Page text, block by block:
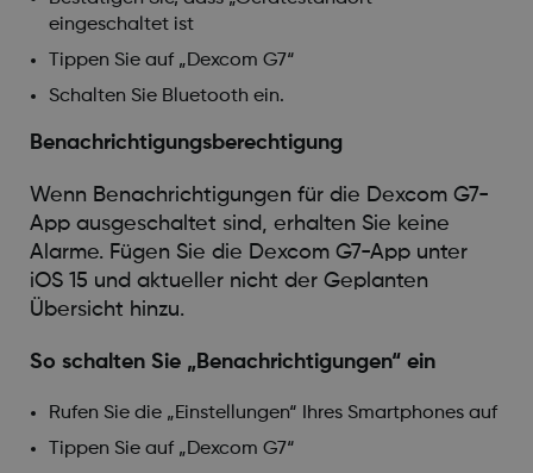
eingeschaltet ist
Tippen Sie auf „Dexcom G7“
Schalten Sie Bluetooth ein.
Benachrichtigungsberechtigung
Wenn Benachrichtigungen für die Dexcom G7-
App ausgeschaltet sind, erhalten Sie keine
Alarme. Fügen Sie die Dexcom G7-App unter
iOS 15 und aktueller nicht der Geplanten
Übersicht hinzu.
So schalten Sie „Benachrichtigungen“ ein
Rufen Sie die „Einstellungen“ Ihres Smartphones auf
Tippen Sie auf „Dexcom G7“